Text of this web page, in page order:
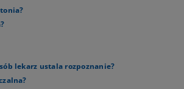
lekarz ustala rozpoznanie?